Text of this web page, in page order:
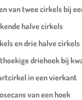
van twee cirkels bij
halve cirkels
en drie halve cirkels
driehoek bij
in een vierkant
van een hoek